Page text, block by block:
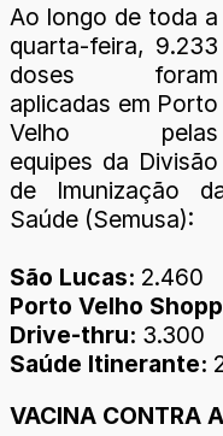
Ao longo de toda a
quarta-feira, 9.233
doses foram
aplicadas em Porto
Velho pelas
equipes da Divisão
de Imunização
Saúde (Semusa):
São Lucas: 2.460
Porto Velho
Drive-thru: 3.300
Saúde Itinerante:
VACINA CONTRA